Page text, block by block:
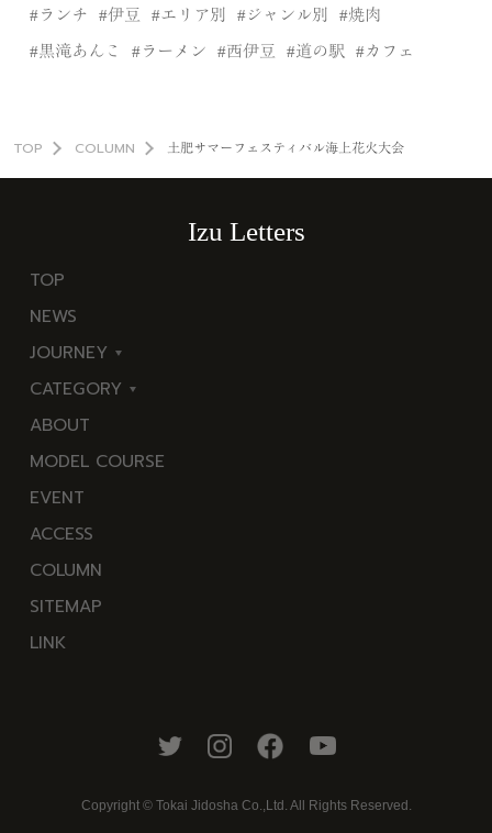
ランチ 伊豆 エリア別 ジャンル別 焼肉
黒滝あんこ ラーメン 西伊豆 道の駅 カフェ
TOP COLUMN 土肥サマーフェスティバル海上花火大会
Izu Letters
TOP
NEWS
JOURNEY
東
伊
豆
西
伊
豆
南
伊
CATEGORY
海
岬
温
泉
花
池・
滝・
ABOUT
MODEL COURSE
EVENT
ACCESS
COLUMN
SITEMAP
LINK
Copyright © Tokai Jidosha Co.,Ltd. All Rights Reserved.